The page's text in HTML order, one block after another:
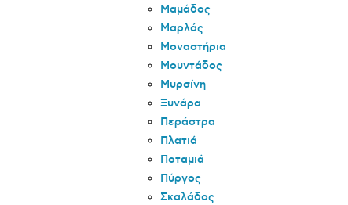
Μαμάδος
Μαρλάς
Μοναστήρια
Μουντάδος
Μυρσίνη
Ξυνάρα
Περάστρα
Πλατιά
Ποταμιά
Πύργος
Σκαλάδος